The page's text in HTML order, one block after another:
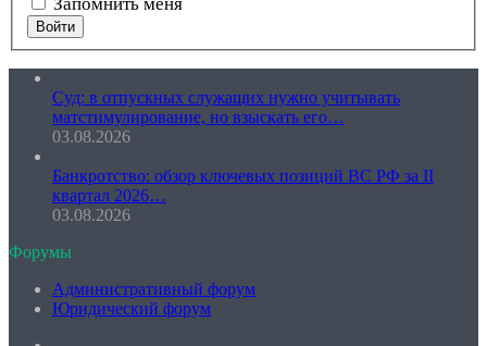
Войти
Суд: в отпускных служащих нужно учитывать
матстимулирование, но взыскать его…
03.08.2026
Банкротство: обзор ключевых позиций ВС РФ за II
квартал 2026…
03.08.2026
Форумы
Административный форум
Юридический форум